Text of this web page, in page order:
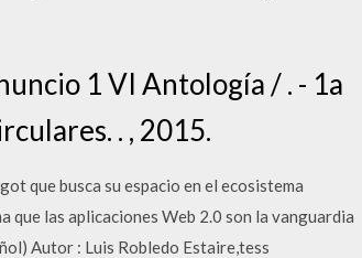
1 VI Antología / . - 1a
. , 2015.
que busca su espacio en el ecosistema
que las aplicaciones Web 2.0 son la vanguardia
Autor : Luis Robledo Estaire,tess